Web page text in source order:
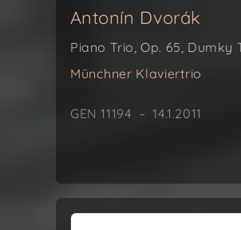
Antonín Dvorák
Piano Trio, Op. 65, Dumky
Münchner Klaviertrio
GEN 11194 – 14.1.2011